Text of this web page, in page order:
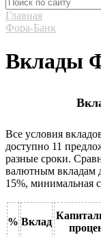
Главная
Фора-Банк
Вклады
Все условия
доступно 11
разные сроки.
валютным вкладам
15%, минимальная
% Вклад